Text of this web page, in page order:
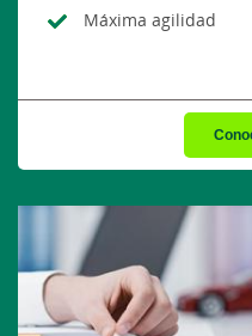
Máxima agilidad